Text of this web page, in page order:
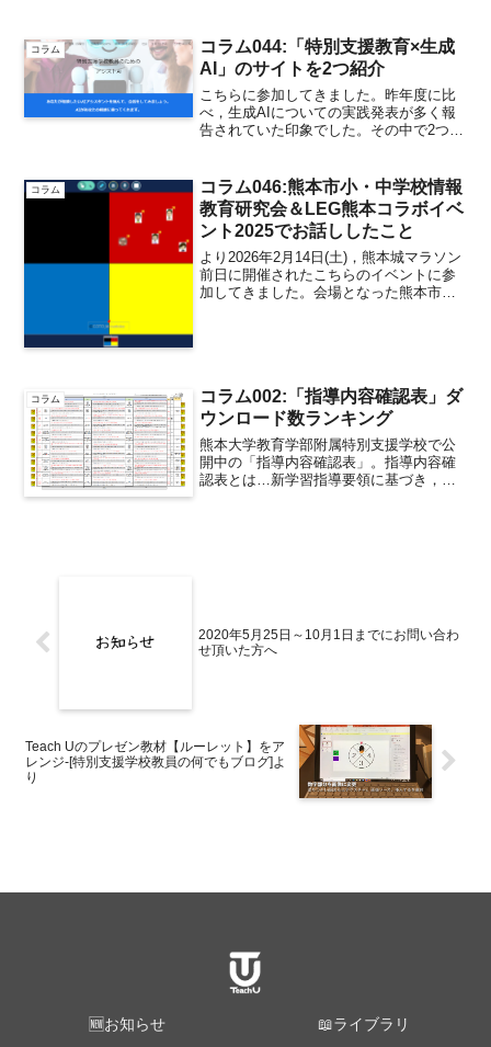
は文書をはじ...
コラム
コラム044:「特別支援教育×生成
AI」のサイトを2つ紹介
こちらに参加してきました。昨年度に比
べ，生成AIについての実践発表が多く報
告されていた印象でした。その中で2つ，
を得ています）。特別支援学校教員のた
めのアシストAI1...
コラム
コラム046:熊本市小・中学校情報
教育研究会＆LEG熊本コラボイベ
ント2025でお話ししたこと
より2026年2月14日(土)，熊本城マラソン
前日に開催されたこちらのイベントに参
加してきました。会場となった熊本市立
コラム
コラム002:「指導内容確認表」ダ
ウンロード数ランキング
熊本大学教育学部附属特別支援学校で公
開中の「指導内容確認表」。指導内容確
認表とは…新学習指導要領に基づき，知
2020年5月25日～10月1日までにお問い合わ
せ頂いた方へ
Teach Uのプレゼン教材【ルーレット】をア
レンジ-[特別支援学校教員の何でもブログ]よ
り
🆕お知らせ 📖ライブラリ